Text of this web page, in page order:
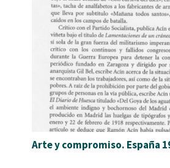
Arte y compromiso. España